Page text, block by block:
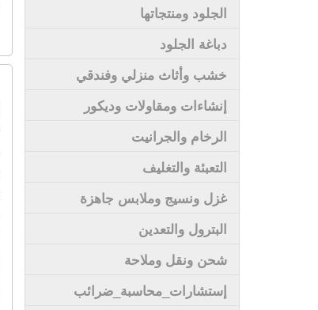
الجلود ومنتجاتها
دباغة الجلود
خشب وأثاث منزلي وفندقي
إنشاءات ومقاولات وديكور
الرخام والجرانيت
التعبئة والتغليف
غزل ونسيج وملابس جاهزة
البترول والتعدين
شحن ونقل وملاحة
إستشارات_محاسبة_ضرائب